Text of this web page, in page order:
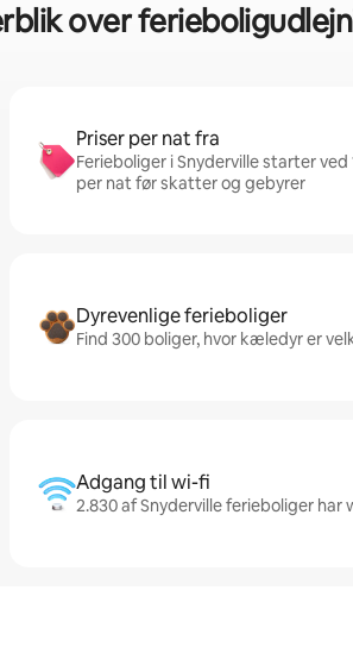
over
Priser per nat fra
Ferieboliger i Snyderville starter ved
per nat før skatter og gebyrer
Dyrevenlige ferieboliger
Find 300 boliger, hvor kæledyr er
Adgang til wi-fi
2.830 af Snyderville ferieboliger har